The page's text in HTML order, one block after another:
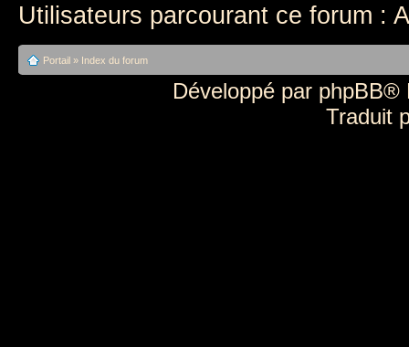
Utilisateurs parcourant ce forum :
Portail » Index du forum
Développé par phpBB®
Traduit